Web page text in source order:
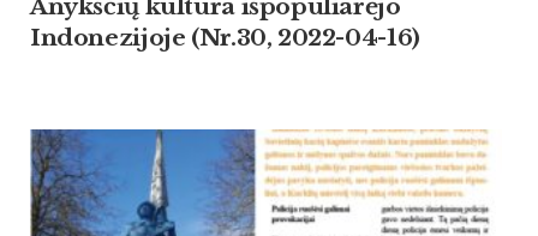
Anykščių kultūra išpopuliarėjo
Indonezijoje (Nr.30, 2022-04-16)